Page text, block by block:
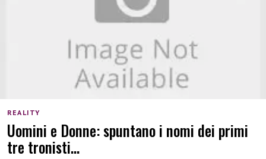
REALITY
Uomini e Donne: spuntano i nomi dei primi
tre tronisti…